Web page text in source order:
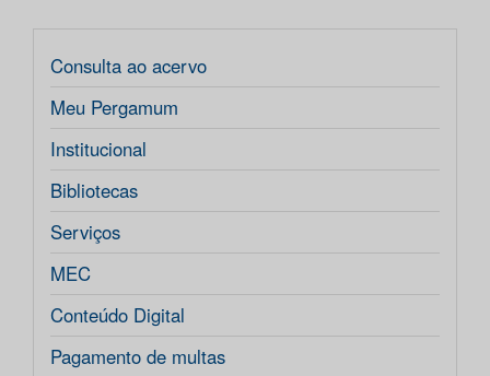
Consulta ao acervo
Meu Pergamum
Institucional
Bibliotecas
Serviços
MEC
Conteúdo Digital
Pagamento de multas